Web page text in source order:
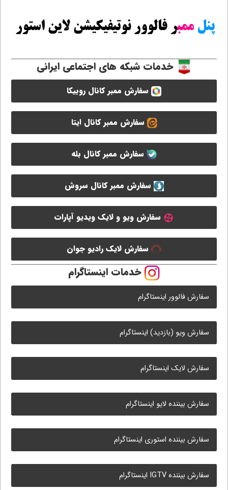
خدمات شبکه های اجتماعی ایرانی
سفارش ممبر کانال روبیکا
سفارش ممبر کانال ایتا
سفارش ممبر کانال بله
سفارش ممبر کانال سروش
سفارش ویو و لایک ویدیو آپارات
سفارش لایک رادیو جوان
خدمات اینستاگرام
سفارش فالوور اینستاگرام
سفارش ویو (بازدید) اینستاگرام
سفارش لایک اینستاگرام
سفارش بیننده لایو اینستاگرام
سفارش بیننده استوری اینستاگرام
سفارش بیننده IGTV اینستاگرام